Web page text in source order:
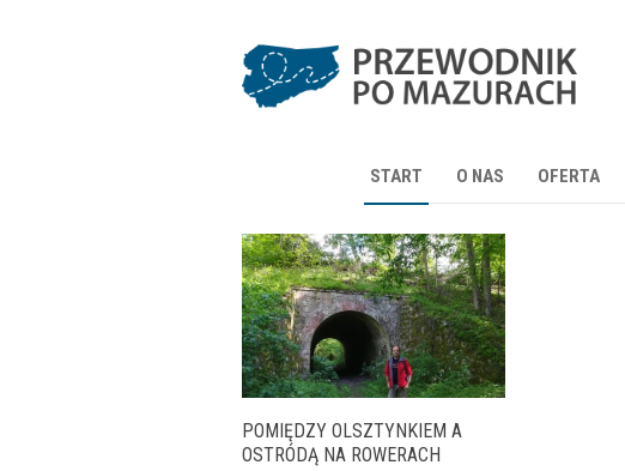
START O NAS OFERTA
POMIĘDZY OLSZTYNKIEM A
OSTRÓDĄ NA ROWERACH